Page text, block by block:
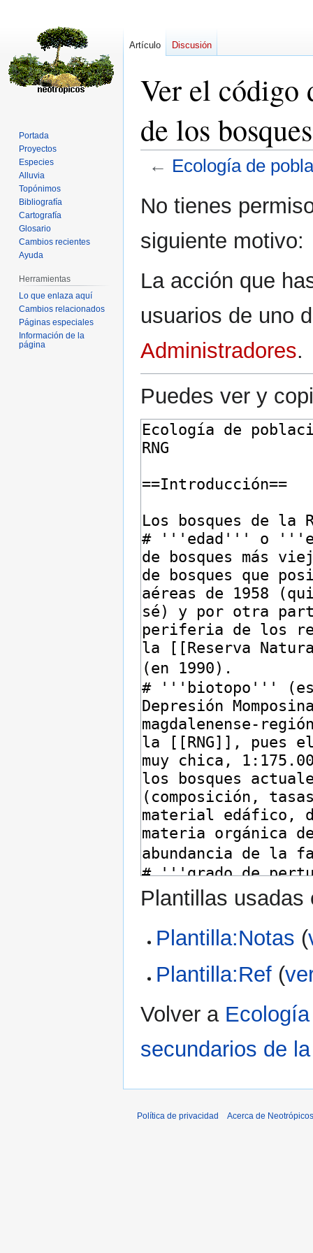
Ver el código
de los
← Ecología de
a
navegación
a
búsqueda
No tienes
siguiente motivo:
La acción que
usuarios de uno
Administradores.
Puedes ver y
Plantillas usadas
Plantilla:Notas (
Plantilla:Ref (
Volver a
secundarios de
Artículo Discusión
Portada
Proyectos
Especies
Alluvia
Topónimos
Bibliografía
Cartografía
Glosario
Cambios recientes
Ayuda
Herramientas
Lo que enlaza aquí
Cambios relacionados
Páginas especiales
Información de la
página
Política de privacidad Acerca de Neotrópicos